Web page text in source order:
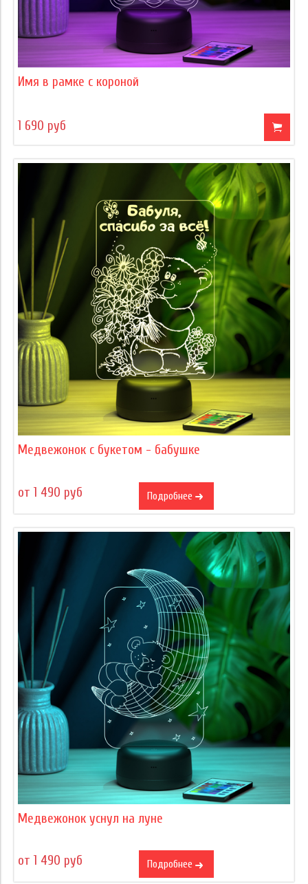
Имя в рамке с короной
1 690 руб
Медвежонок с букетом - бабушке
от 1 490 руб Подробнее
Медвежонок уснул на луне
от 1 490 руб Подробнее